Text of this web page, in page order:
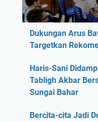
Dukungan Arus
Targetkan
Haris-Sani
Tabligh Akbar
Sungai Bahar
Bercita-cita Jadi